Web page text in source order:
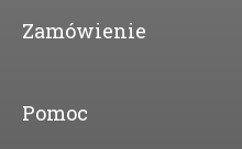
Zamówienie
Pomoc